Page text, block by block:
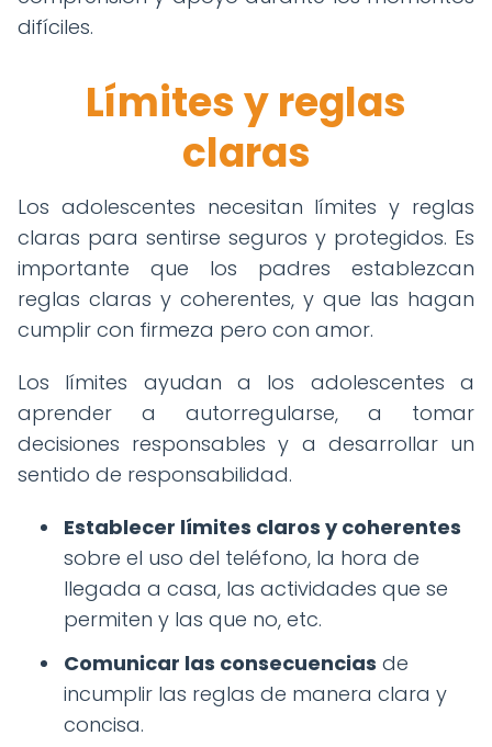
difíciles.
Límites y reglas
claras
Los adolescentes necesitan límites y reglas
claras para sentirse seguros y protegidos. Es
importante que los padres establezcan
reglas claras y coherentes, y que las hagan
cumplir con firmeza pero con amor.
Los límites ayudan a los adolescentes a
aprender a autorregularse, a tomar
decisiones responsables y a desarrollar un
sentido de responsabilidad.
Establecer límites claros y coherentes
sobre el uso del teléfono, la hora de
llegada a casa, las actividades que se
permiten y las que no, etc.
Comunicar las consecuencias de
incumplir las reglas de manera clara y
concisa.